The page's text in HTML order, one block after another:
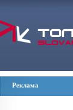
Реклама